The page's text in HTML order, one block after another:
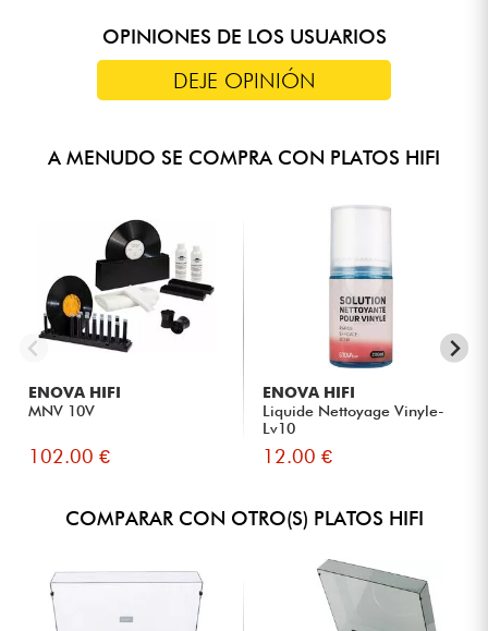
OPINIONES DE LOS USUARIOS
DEJE OPINIÓN
A MENUDO SE COMPRA CON PLATOS HIFI
ENOVA HIFI
MNV 10V
102.00 €
ENOVA HIFI
Liquide Nettoyage Vinyle-
Lv10
12.00 €
COMPARAR CON OTRO(S) PLATOS HIFI